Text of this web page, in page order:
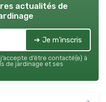
actualités de
➔ Je m'inscris
d’être contacté(e) à
de jardinage et ses